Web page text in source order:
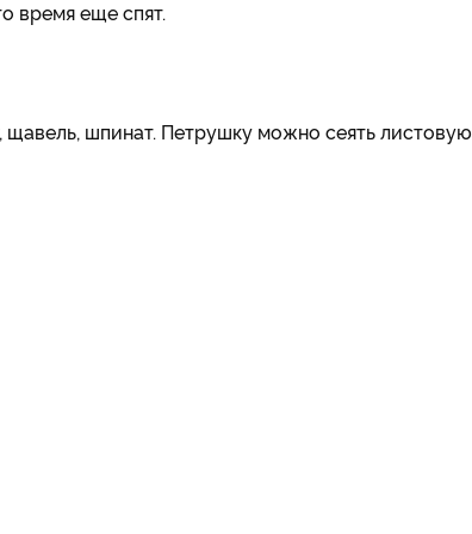
время еще спят.
шпинат. Петрушку можно сеять